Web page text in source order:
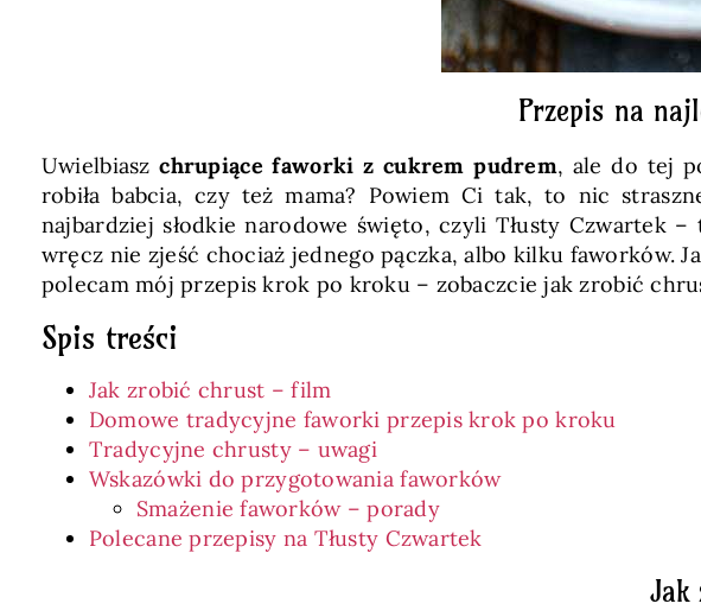
Przepis na
Uwielbiaszchrupiące faworki z cukrem pudrem, ale do tej
robiła babcia, czy też mama? Powiem Ci tak, to nic
najbardziej słodkie narodowe święto, czyli Tłusty Czwartek
wręcz nie zjeść chociaż jednego pączka, albo kilku faworków.
polecam mój przepis krok po kroku – zobaczcie jak zrobić
Spis treści
Jak zrobić chrust – film
Domowe tradycyjne faworki przepis krok po kroku
Tradycyjne chrusty – uwagi
Wskazówki do przygotowania faworków
Smażenie faworków – porady
Polecane przepisy na Tłusty Czwartek